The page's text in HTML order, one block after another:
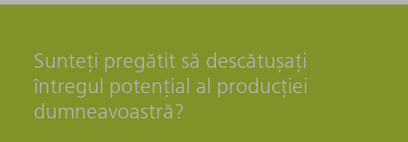
Sunteți pregătit să descătușați
întregul potențial al producției
dumneavoastră?